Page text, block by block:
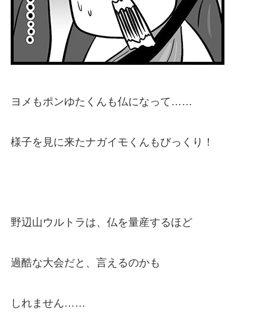
ヨメもポンゆたくんも仏になって……
様子を見に来たナガイモくんもびっくり！
野辺山ウルトラは、仏を量産するほど
過酷な大会だと、言えるのかも
しれません……